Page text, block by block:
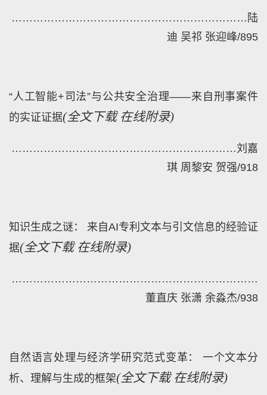
………………………………………………………… 陆
迪 吴祁 张迎峰/895
“人工智能+司法”与公共安全治理——来自刑事案件
的实证证据(全文下载在线附录)
………………………………………………………刘嘉
琪 周黎安 贺强/918
知识生成之谜： 来自AI专利文本与引文信息的经验证
据(全文下载在线附录)
……………………………………………………………
董直庆 张潇 余淼杰/938
自然语言处理与经济学研究范式变革： 一个文本分
析、理解与生成的框架(全文下载在线附录)